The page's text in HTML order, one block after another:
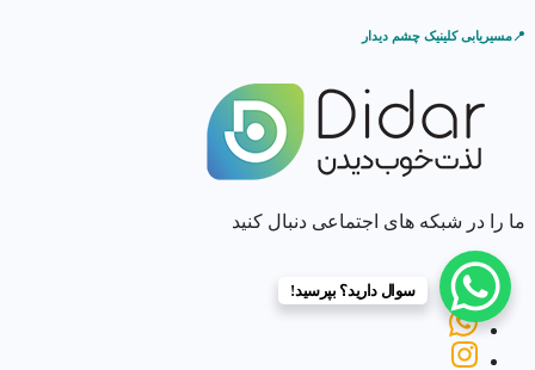
📍مسیریابی کلینیک چشم دیدار
ما را در شبکه های اجتماعی دنبال کنید
سوال دارید؟ بپرسید!